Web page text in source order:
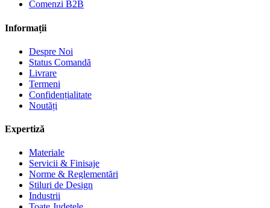
Comenzi B2B
Informații
Despre Noi
Status Comandă
Livrare
Termeni
Confidențialitate
Noutăți
Expertiză
Materiale
Servicii & Finisaje
Norme & Reglementări
Stiluri de Design
Industrii